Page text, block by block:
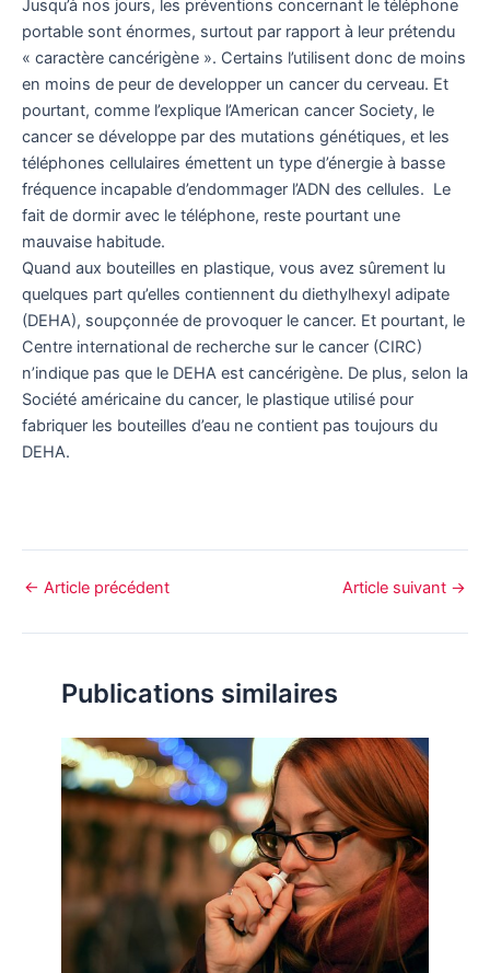
Jusqu’à nos jours, les préventions concernant le téléphone
portable sont énormes, surtout par rapport à leur prétendu
« caractère cancérigène ». Certains l’utilisent donc de moins
en moins de peur de developper un cancer du cerveau. Et
pourtant, comme l’explique l’American cancer Society, le
cancer se développe par des mutations génétiques, et les
téléphones cellulaires émettent un type d’énergie à basse
fréquence incapable d’endommager l’ADN des cellules. Le
fait de dormir avec le téléphone, reste pourtant une
mauvaise habitude.
Quand aux bouteilles en plastique, vous avez sûrement lu
quelques part qu’elles contiennent du diethylhexyl adipate
(DEHA), soupçonnée de provoquer le cancer. Et pourtant, le
Centre international de recherche sur le cancer (CIRC)
n’indique pas que le DEHA est cancérigène. De plus, selon la
Société américaine du cancer, le plastique utilisé pour
fabriquer les bouteilles d’eau ne contient pas toujours du
DEHA.
← Article précédent Article suivant →
Publications similaires